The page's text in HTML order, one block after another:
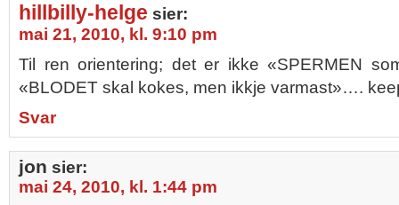
hillbilly-helge sier:
mai 21, 2010, kl. 9:10 pm
Til ren orientering; det er ikke «SPERMEN
«BLODET skal kokes, men ikkje varmast»….
Svar
jon sier:
mai 24, 2010, kl. 1:44 pm